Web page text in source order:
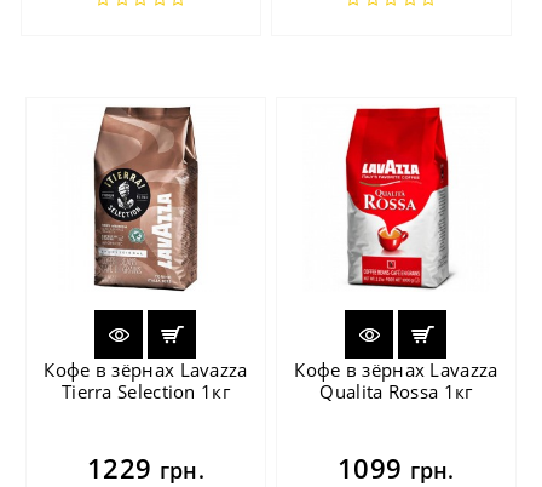
Кофе в зёрнах Lavazza
Tierra Selection 1кг
1229 грн.
Кофе в зёрнах Lavazza
Qualita Rossa 1кг
1099 грн.